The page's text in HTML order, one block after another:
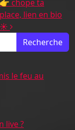
👉 chope ta
place, lien en bio
☀️
le feu au
live ?